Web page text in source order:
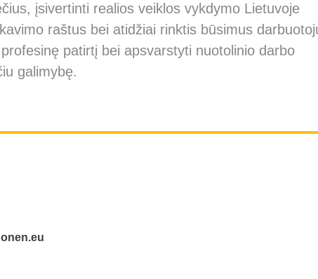
įsivertinti realios veiklos vykdymo Lietuvoje
raštus bei atidžiai rinktis būsimus
patirtį bei apsvarstyti nuotolinio darbo
galimybę.